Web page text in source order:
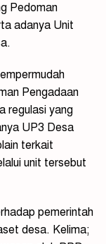
Pedoman
adanya Unit
Pengadaan
regulasi yang
UP3 Desa
terkait
unit tersebut
pemerintah
desa. Kelima;